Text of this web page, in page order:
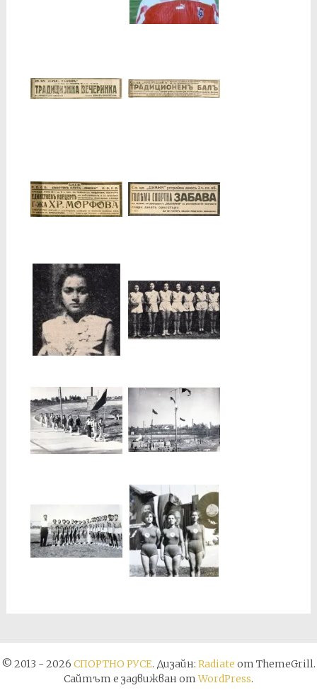
© 2013 - 2026 СПОРТНО РУСЕ. Дизайн: Radiate от ThemeGrill.
Сайтът е задвижван отWordPress.